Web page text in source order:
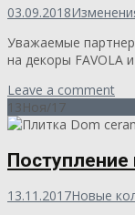
03.09.2018
Уважаемые
на декоры FAVOLA
Leave a comment
13Ноя/17
Поступление
13.11.2017Новые